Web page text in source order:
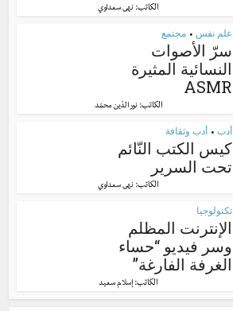
الكاتب: نهى سعداوي
علم نفس • مجتمع
سرّ الأصوات
النسائية المثيرة
ASMR
الكاتب:نور الدّين محمّد
أدب • أدب وثقافة
كيس الكتب النّائم
تحت السرير
الكاتب: نهى سعداوي
تكنولوجيا
الإنترنت المظلم
وسر فيديو “حساء
الغرفة الفارغة”
الكاتب: إسلام سعيد